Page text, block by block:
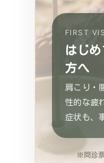
FIRST
はじ
方へ
肩こり・
性的な疲
症状も、
※問診